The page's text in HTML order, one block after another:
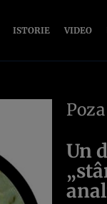
ISTORIE VIDEO
Poza
Un